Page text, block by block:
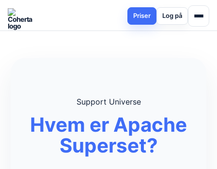
Priser Log på
Support Universe
Hvem er Apache
Superset?